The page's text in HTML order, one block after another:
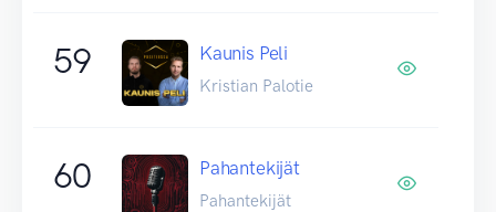
59 Kaunis Peli
Kristian Palotie
60 Pahantekijät
Pahantekijät